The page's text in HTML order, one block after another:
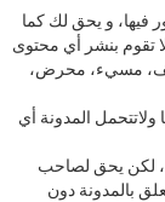
ﻓﻴﻬﺎ، و ﻳﺤﻖ ﻟﻚ ﻛﻤﺎ
ﺗﻘﻮﻡ ﺑﻨﺸﺮ ﺃﻱ ﻣﺤﺘﻮﻯ
ﻣﺴﻲﺀ، ﻣﺤﺮﺽ،
المدونة أي
ﻟﻜﻦ ﻳﺤﻖ ﻟﺼﺎﺣﺐ
ﺑﺎﻟﻤﺪﻭﻧﺔ ﺩﻭﻥ